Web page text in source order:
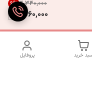
۴٬۳۴۰٬۰۰۰ 6%
4,060,000
پروفایل خرید